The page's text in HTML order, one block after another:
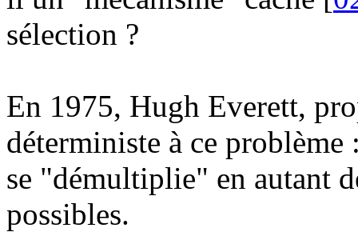
sélection ?
En 1975, Hugh Everett,
déterministe à ce
se "démultiplie" en autant
possibles.